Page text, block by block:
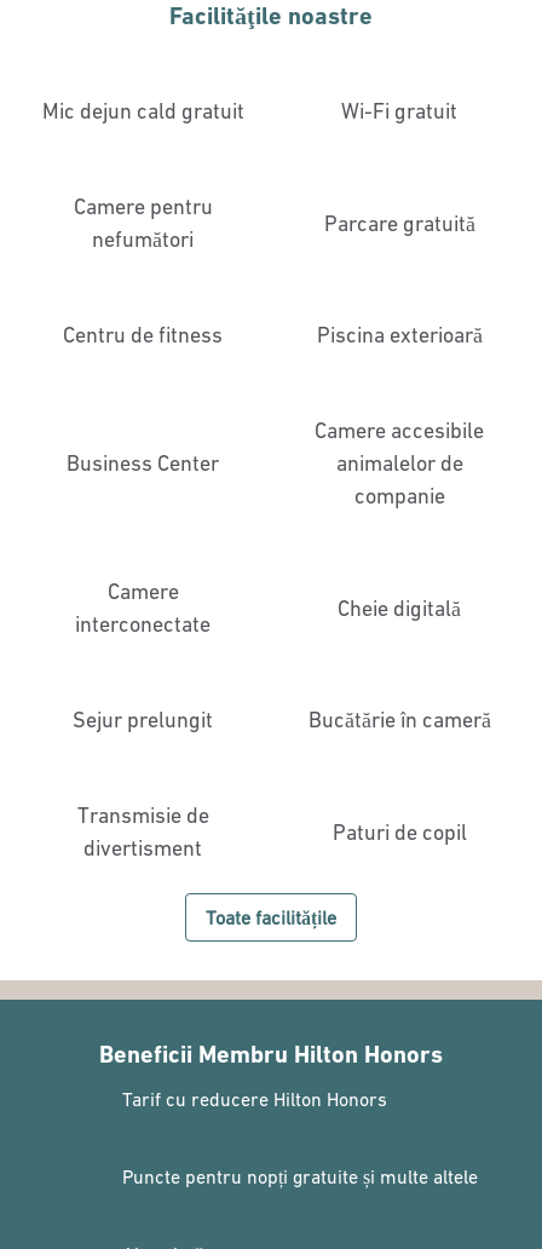
Facilităţile noastre
Mic dejun cald gratuit Wi-Fi gratuit
Camere pentru
nefumători
Parcare gratuită
Centru de fitness Piscina exterioară
Business Center
Camere accesibile
animalelor de
companie
Camere
interconectate
Cheie digitală
Sejur prelungit Bucătărie în cameră
Transmisie de
divertisment
Paturi de copil
Toate facilitățile
Beneficii Membru Hilton Honors
Tarif cu reducere Hilton Honors
Puncte pentru nopți gratuite și multe altele